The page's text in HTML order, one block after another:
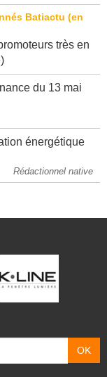
très en
du 13 mai
énergétique
Rédactionnel native